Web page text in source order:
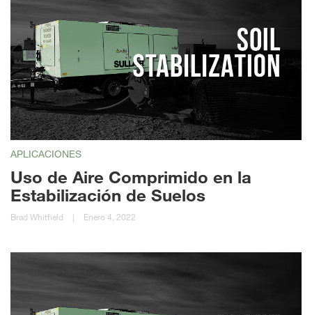
APLICACIONES
Uso de Aire Comprimido en la
Estabilización de Suelos
Brad Whitfield | Enero 4, 2022